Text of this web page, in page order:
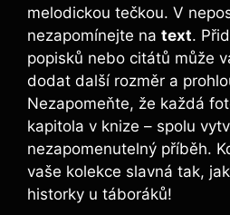
melodickou tečkou. V
nezapomínejte na text.
popisků nebo citátů může
dodat další rozměr a
Nezapomeňte, že každá
kapitola v knize – spolu
nezapomenutelný příběh.
vaše kolekce slavná tak,
historky u táboráků!